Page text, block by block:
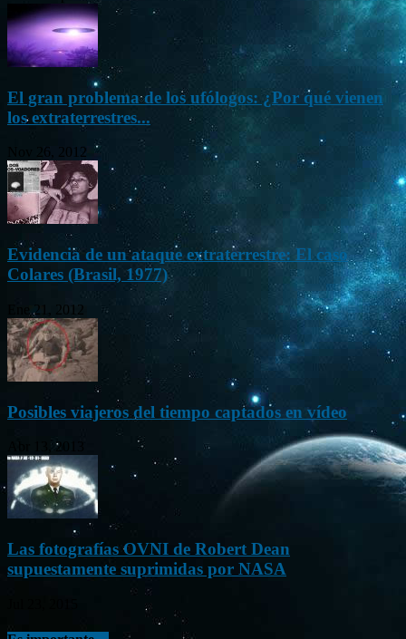
El gran problema de los ufólogos: ¿Por qué vienen
los extraterrestres...
Nov 26, 2012
Evidencia de un ataque extraterrestre: El caso
Colares (Brasil, 1977)
Ene 21, 2012
Posibles viajeros del tiempo captados en vídeo
Abr 13, 2013
Las fotografías OVNI de Robert Dean
supuestamente suprimidas por NASA